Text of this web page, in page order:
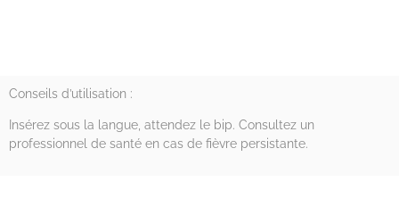
Conseils d’utilisation :
Insérez sous la langue, attendez le bip. Consultez un
professionnel de santé en cas de fièvre persistante.